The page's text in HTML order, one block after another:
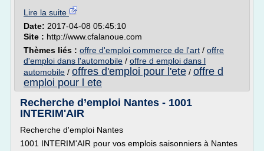
Lire la suite
Date: 2017-04-08 05:45:10
Site : http://www.cfalanoue.com
Thèmes liés : offre d'emploi commerce de l'art / offre
d'emploi dans l'automobile / offre d emploi dans l
automobile / offres d'emploi pour l'ete / offre d
emploi pour l ete
Recherche d’emploi Nantes - 1001
INTERIM'AIR
Recherche d'emploi Nantes
1001 INTERIM'AIR pour vos emplois saisonniers à Nantes